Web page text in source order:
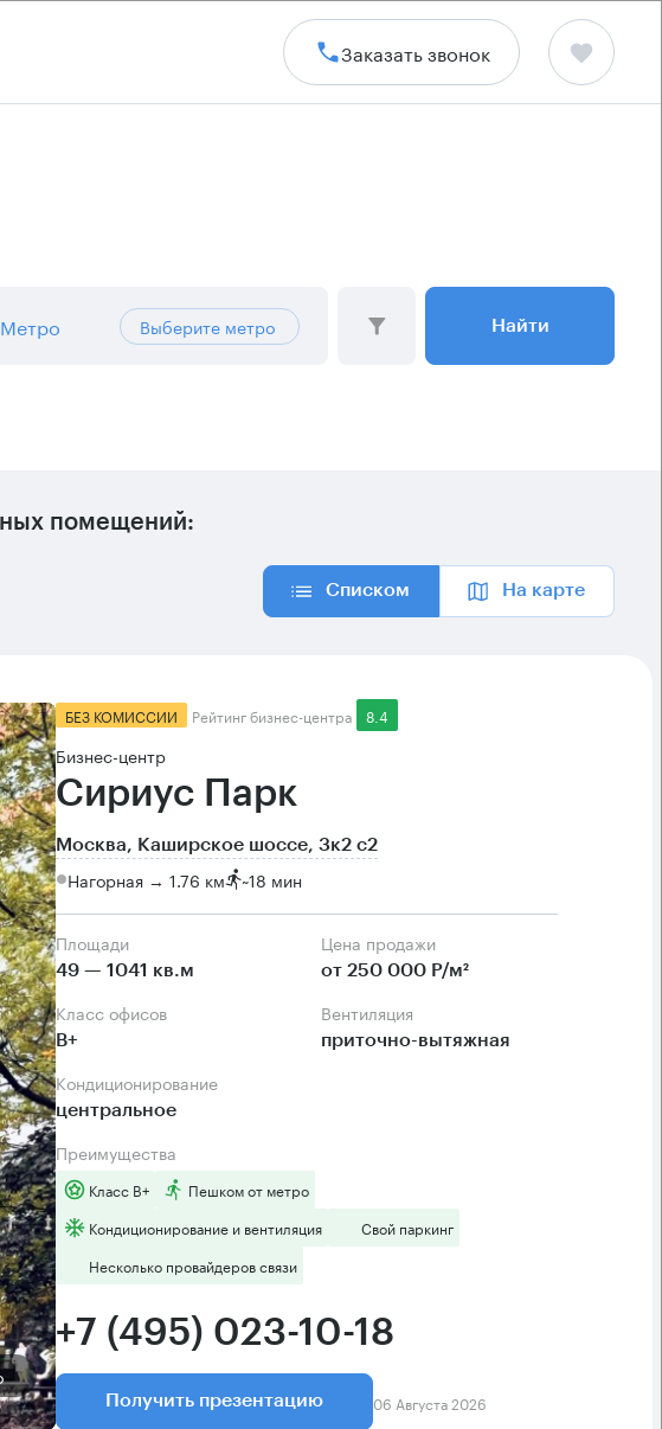
Заказать звонок
Метро Выберите метро Найти
помещений:
Списком На карте
БЕЗ КОМИССИИ Рейтинг бизнес-центра 8.4
Бизнес-центр
Сириус Парк
Москва, Каширское шоссе, 3к2 с2
Нагорная → 1.76 км ~18 мин
Площади
49 — 1041 кв.м
Цена продажи
от 250 000 Р/м²
Класс офисов
B+
Вентиляция
приточно-вытяжная
Кондиционирование
центральное
Преимущества
Класс B+
Пешком от метро
Кондиционирование и вентиляция
Свой паркинг
Несколько провайдеров связи
+7 (495) 023-10-18
Получить презентацию 06 Августа 2026